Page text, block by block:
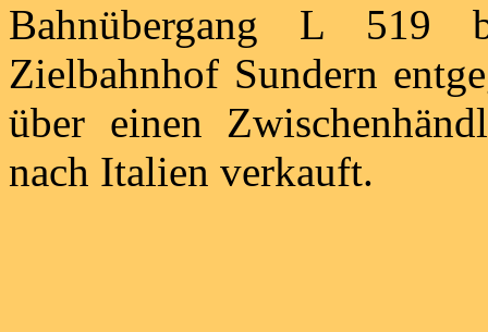
Bahnübergang L 519
Zielbahnhof Sundern
über einen
nach Italien verkauft.